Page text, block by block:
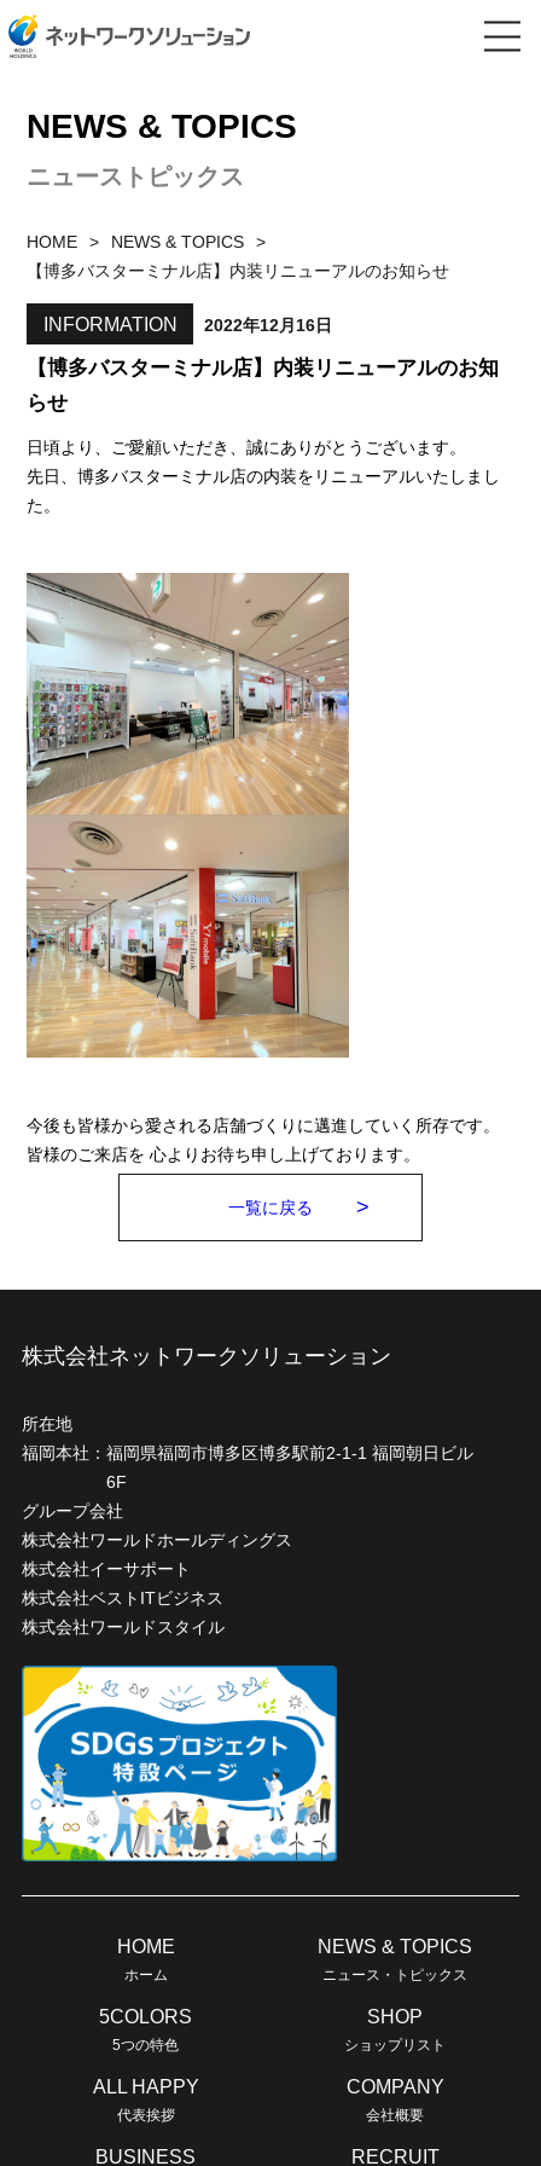
NEWS & TOPICS
ニューストピックス
HOME
NEWS & TOPICS
【博多バスターミナル店】内装リニューアルのお知らせ
INFORMATION 2022年12月16日
【博多バスターミナル店】内装リニューアルのお知
らせ
日頃より、ご愛顧いただき、誠にありがとうございます。
先日、博多バスターミナル店の内装をリニューアルいたしまし
た。
今後も皆様から愛される店舗づくりに邁進していく所存です。
皆様のご来店を 心よりお待ち申し上げております。
一覧に戻る
株式会社ネットワークソリューション
所在地
福岡本社： 福岡県福岡市博多区博多駅前2-1-1 福岡朝日ビル
6F
グループ会社
株式会社ワールドホールディングス
株式会社イーサポート
株式会社ベストITビジネス
株式会社ワールドスタイル
HOME
ホーム
NEWS & TOPICS
ニュース・トピックス
5COLORS
5つの特色
SHOP
ショップリスト
ALL HAPPY
代表挨拶
COMPANY
会社概要
BUSINESS RECRUIT